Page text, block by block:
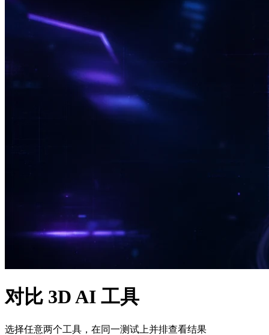
对比 3D AI 工具
选择任意两个工具，在同一测试上并排查看结果